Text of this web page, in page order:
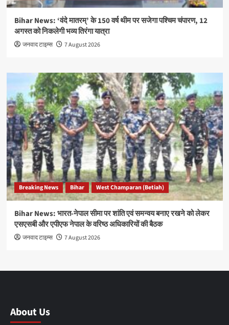
Bihar News: ‘वंदे मातरम्’ के 150 वर्ष थीम पर सजेगा पश्चिम चंपारण, 12
अगस्त को निकलेगी भव्य तिरंगा यात्रा
जनवाद टाइम्स 7 August 2026
Breaking News Bihar West Champaran (Betiah)
Bihar News: भारत-नेपाल सीमा पर शांति एवं समन्वय बनाए रखने को लेकर
एसएसबी और एपीएफ नेपाल के वरिष्ठ अधिकारियों की बैठक
जनवाद टाइम्स 7 August 2026
About Us